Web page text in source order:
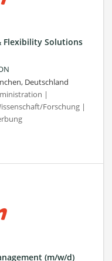
Flexibility Solutions
Deutschland
|
Forschung |
(m/w/d)